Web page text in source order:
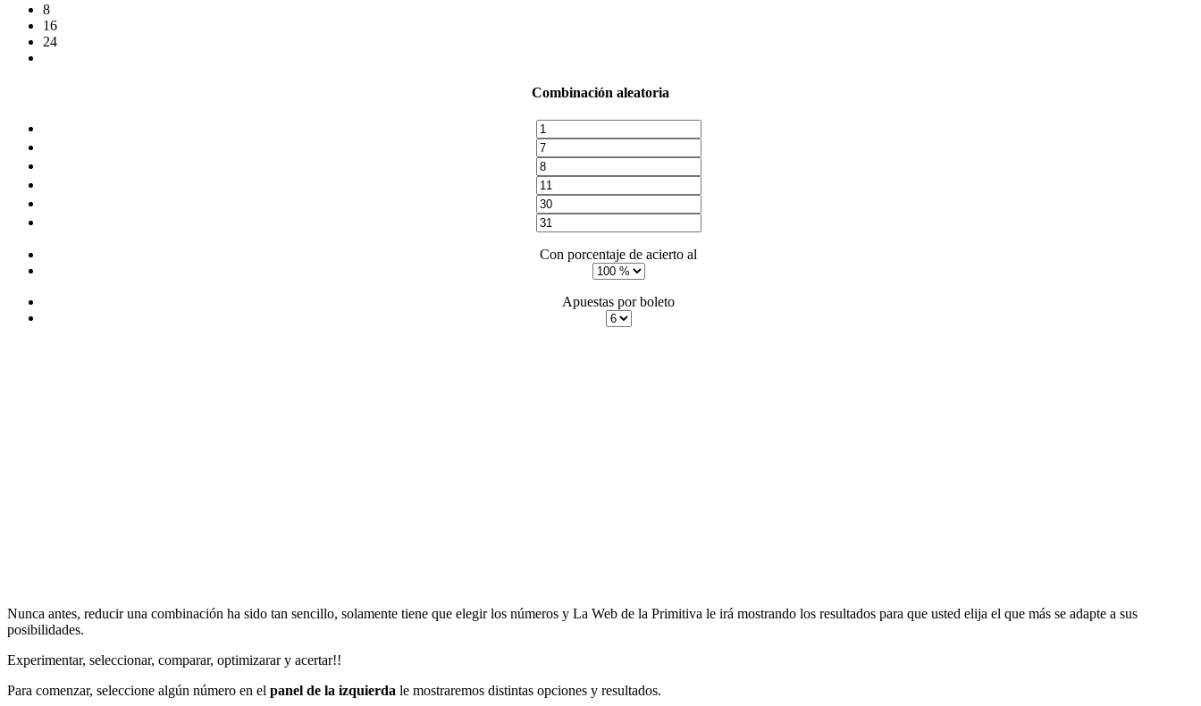
8
16
24
Combinación aleatoria
Con porcentaje de acierto al
Apuestas por boleto
Nunca antes, reducir una combinación ha sido tan sencillo, solamente tiene que elegir los números y La Web de la Primitiva le irá mostrando los resultados para que usted elija el que más se adapte a sus
posibilidades.
Experimentar, seleccionar, comparar, optimizarar y acertar!!
Para comenzar, seleccione algún número en el panel de la izquierda le mostraremos distintas opciones y resultados.